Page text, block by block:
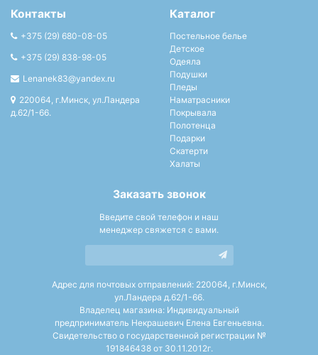
Контакты
+375 (29) 680-08-05
+375 (29) 838-98-05
Lenanek83@yandex.ru
220064, г.Минск, ул.Ландера
д.62/1-66.
Каталог
Постельное белье
Детское
Одеяла
Подушки
Пледы
Наматрасники
Покрывала
Полотенца
Подарки
Скатерти
Халаты
Заказать звонок
Введите свой телефон и наш
менеджер свяжется с вами.
Адрес для почтовых отправлений: 220064, г.Минск,
ул.Ландера д.62/1-66.
Владелец магазина: Индивидуальный
предприниматель Некрашевич Елена Евгеньевна.
Свидетельство о государственной регистрации №
191846438 от 30.11.2012г.